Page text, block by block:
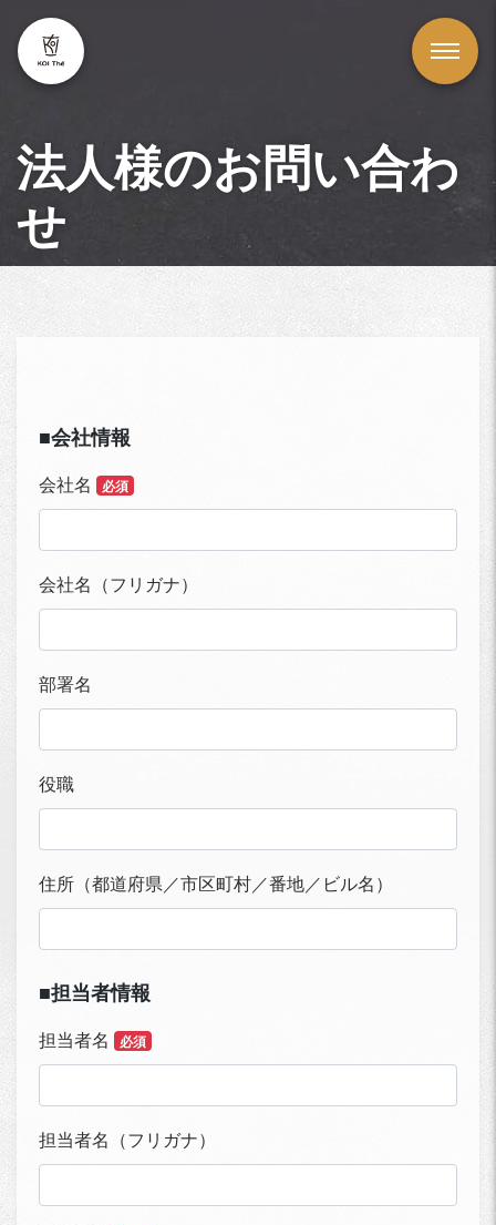
法人様のお問い合わ
せ
■会社情報
会社名 必須
会社名（フリガナ）
部署名
役職
住所（都道府県／市区町村／番地／ビル名）
■担当者情報
担当者名 必須
担当者名（フリガナ）